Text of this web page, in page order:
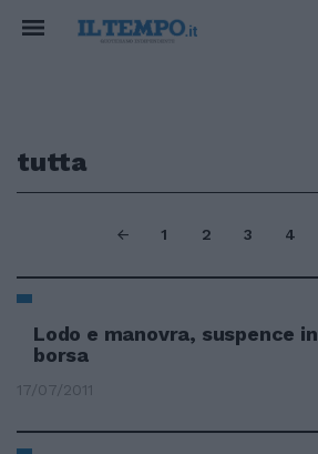
tutta
1 2 3 4
Lodo e manovra, suspence in
borsa
17/07/2011